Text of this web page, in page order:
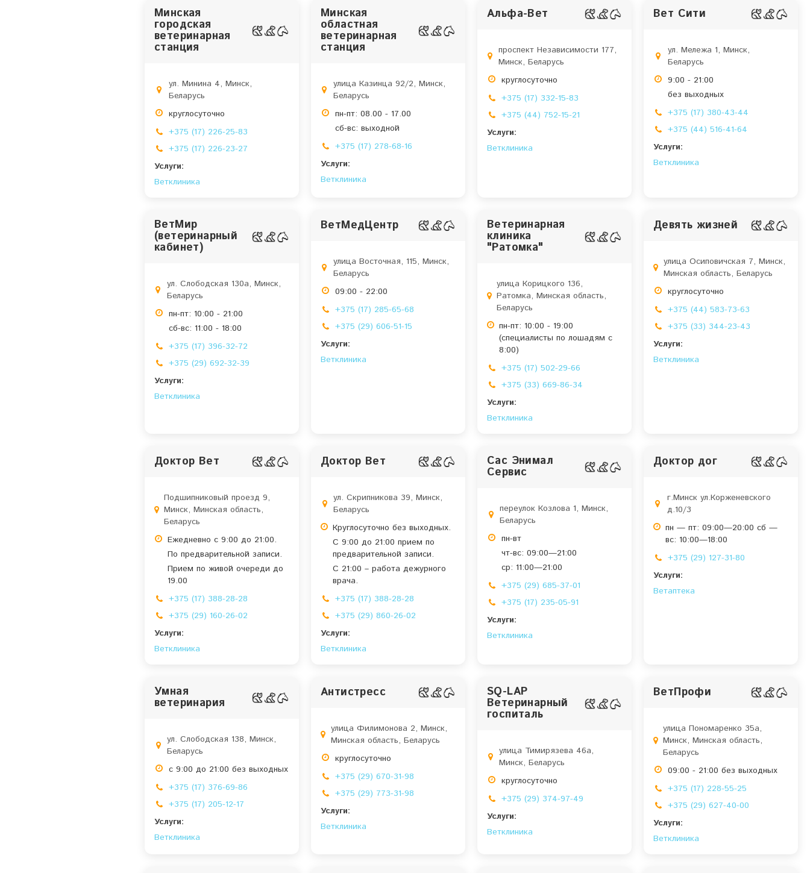
Минская
городская
ветеринарная
станция
ул. Минина 4, Минск,
Беларусь
круглосуточно
+375 (17) 226-25-83
+375 (17) 226-23-27
Услуги:
Ветклиника
Минская
областная
ветеринарная
станция
улица Казинца 92/2, Минск,
Беларусь
пн-пт: 08.00 - 17.00
сб-вс: выходной
+375 (17) 278-68-16
Услуги:
Ветклиника
Альфа-Вет
проспект Независимости 177,
Минск, Беларусь
круглосуточно
+375 (17) 332-15-83
+375 (44) 752-15-21
Услуги:
Ветклиника
Вет Сити
ул. Мележа 1, Минск,
Беларусь
9:00 - 21:00
без выходных
+375 (17) 380-43-44
+375 (44) 516-41-64
Услуги:
Ветклиника
ВетМир
(ветеринарный
кабинет)
ул. Слободская 130а, Минск,
Беларусь
пн-пт: 10:00 - 21:00
сб-вс: 11:00 - 18:00
+375 (17) 396-32-72
+375 (29) 692-32-39
Услуги:
Ветклиника
ВетМедЦентр
улица Восточная, 115, Минск,
Беларусь
09:00 - 22:00
+375 (17) 285-65-68
+375 (29) 606-51-15
Услуги:
Ветклиника
Ветеринарная
клиника
"Ратомка"
улица Корицкого 136,
Ратомка, Минская область,
Беларусь
пн-пт: 10:00 - 19:00
(специалисты по лошадям с
8:00)
+375 (17) 502-29-66
+375 (33) 669-86-34
Услуги:
Ветклиника
Девять жизней
улица Осиповичская 7, Минск,
Минская область, Беларусь
круглосуточно
+375 (44) 583-73-63
+375 (33) 344-23-43
Услуги:
Ветклиника
Доктор Вет
Подшипниковый проезд 9,
Минск, Минская область,
Беларусь
Ежедневно с 9:00 до 21:00.
По предварительной записи.
Прием по живой очереди до
19.00
+375 (17) 388-28-28
+375 (29) 160-26-02
Услуги:
Ветклиника
Доктор Вет
ул. Скрипникова 39, Минск,
Беларусь
Круглосуточно без выходных.
С 9:00 до 21:00 прием по
предварительной записи.
С 21:00 – работа дежурного
врача.
+375 (17) 388-28-28
+375 (29) 860-26-02
Услуги:
Ветклиника
Сас Энимал
Сервис
переулок Козлова 1, Минск,
Беларусь
пн-вт
чт-вс: 09:00—21:00
ср: 11:00—21:00
+375 (29) 685-37-01
+375 (17) 235-05-91
Услуги:
Ветклиника
Доктор дог
г.Минск ул.Корженевского
д.10/3
пн — пт: 09:00—20:00 сб —
вс: 10:00—18:00
+375 (29) 127-31-80
Услуги:
Ветаптека
Умная
ветеринария
ул. Слободская 138, Минск,
Беларусь
с 9:00 до 21:00 без выходных
+375 (17) 376-69-86
+375 (17) 205-12-17
Услуги:
Ветклиника
Антистресс
улица Филимонова 2, Минск,
Минская область, Беларусь
круглосуточно
+375 (29) 670-31-98
+375 (29) 773-31-98
Услуги:
Ветклиника
SQ-LAP
Ветеринарный
госпиталь
улица Тимирязева 46а,
Минск, Беларусь
круглосуточно
+375 (29) 374-97-49
Услуги:
Ветклиника
ВетПрофи
улица Пономаренко 35a,
Минск, Минская область,
Беларусь
09:00 - 21:00 без выходных
+375 (17) 228-55-25
+375 (29) 627-40-00
Услуги:
Ветклиника